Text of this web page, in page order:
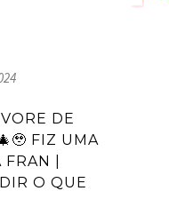
DE
FIZ UMA
|
O QUE